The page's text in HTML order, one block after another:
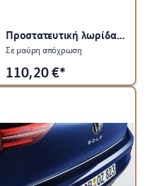
Προστατευτική λωρίδα για πίσω καπό
Σε μαύρη απόχρωση
110,20€*